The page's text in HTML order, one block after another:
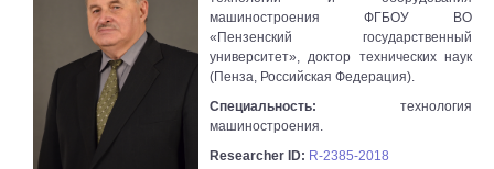
машиностроения ФГБОУ ВО
«Пензенский государственный
университет», доктор технических наук
(Пенза, Российская Федерация).
Специальность: технология
машиностроения.
Researcher ID: R-2385-2018